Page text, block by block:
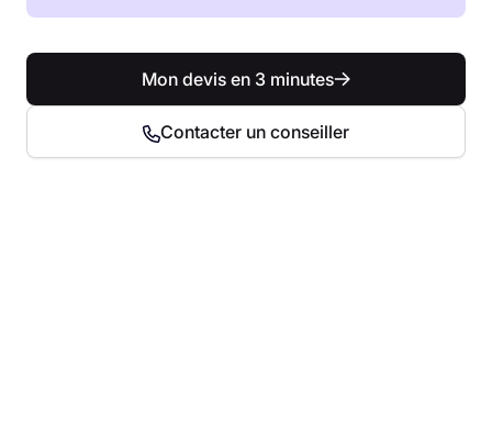
Mon devis en 3 minutes
Contacter un conseiller